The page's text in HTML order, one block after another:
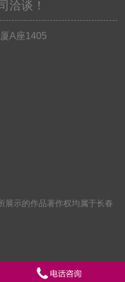
洽谈！
A座1405
展示的作品著作权均属于长春